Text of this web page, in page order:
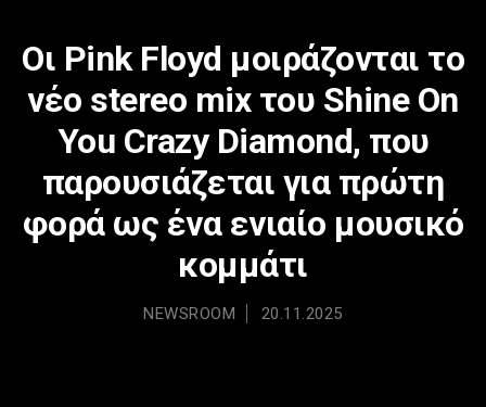
Οι Pink Floyd μοιράζονται το
νέο stereo mix του Shine On
You Crazy Diamond, που
παρουσιάζεται για πρώτη
φορά ως ένα ενιαίο μουσικό
κομμάτι
NEWSROOM 20.11.2025